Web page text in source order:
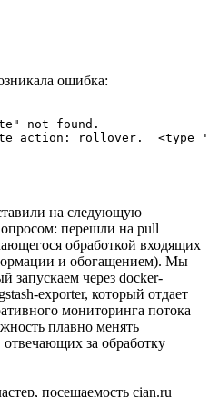
ошибка:
not found.
на следующую
перешли на pull
обработкой входящих
и обогащением). Мы
запускаем через docker-
exporter, который отдает
мониторинга потока
плавно менять
отвечающих за обработку
посещаемость cian.ru